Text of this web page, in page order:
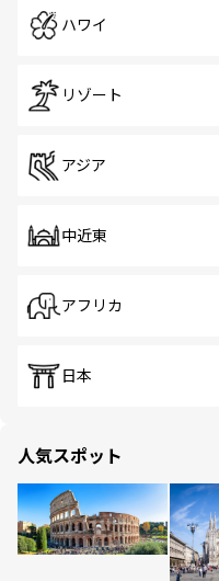
ハワイ
リゾート
アジア
中近東
アフリカ
日本
人気スポット